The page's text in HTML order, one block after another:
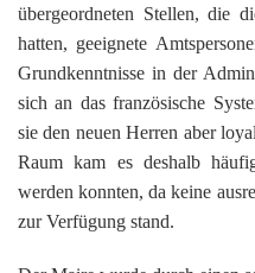
übergeordneten Stellen, die
hatten, geeignete
Grundkenntnisse in der
sich an das französische
sie den neuen Herren aber
Raum kam es deshalb
werden konnten, da keine
zur Verfügung stand.